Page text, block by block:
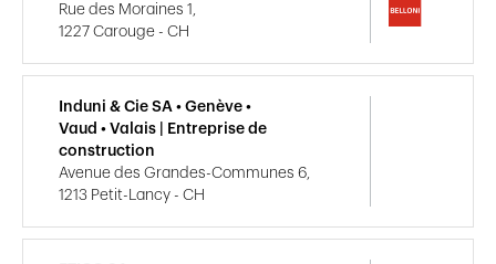
Rue des Moraines 1,
1227 Carouge - CH
Induni & Cie SA • Genève •
Vaud • Valais | Entreprise de
construction
Avenue des Grandes-Communes 6,
1213 Petit-Lancy - CH